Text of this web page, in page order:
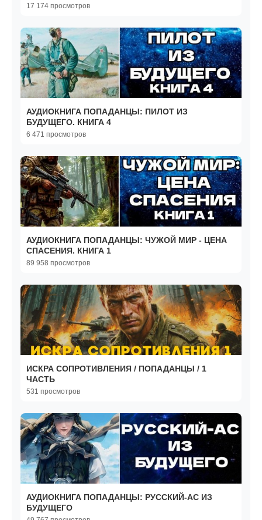
17 174 просмотров
АУДИОКНИГА ПОПАДАНЦЫ: ПИЛОТ ИЗ
БУДУЩЕГО. КНИГА 4
6 471 просмотров
АУДИОКНИГА ПОПАДАНЦЫ: ЧУЖОЙ МИР - ЦЕНА
СПАСЕНИЯ. КНИГА 1
89 958 просмотров
ИСКРА СОПРОТИВЛЕНИЯ / ПОПАДАНЦЫ / 1
ЧАСТЬ
531 просмотров
АУДИОКНИГА ПОПАДАНЦЫ: РУССКИЙ-АС ИЗ
БУДУЩЕГО